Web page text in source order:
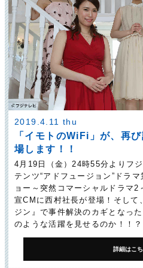
2019.4.11 thu
「イモトのWiFi」が、再
場します！！
4月19日（金）24時55分よりフ
テンツ“アドフュージョン”ドラ
ョー～突然コマーシャルドラマ
宣CMに西村社長が登場！そして
ジン』で事件解決のカギとなっ
のような活躍を見せるのか！！？
詳細はこ